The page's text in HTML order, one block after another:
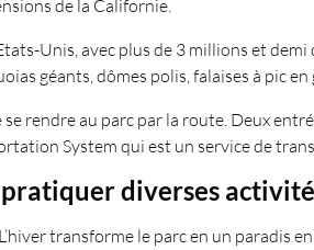
de la Californie.
Unis, avec plus de 3 millions et
géants, dômes polis, falaises à pic
rendre au parc par la route. Deux
System qui est un service de
diverses
transforme le parc en un paradis